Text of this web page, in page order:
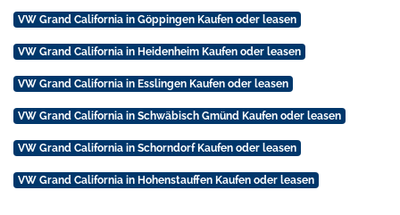
VW Grand California in Göppingen Kaufen oder leasen
VW Grand California in Heidenheim Kaufen oder leasen
VW Grand California in Esslingen Kaufen oder leasen
VW Grand California in Schwäbisch Gmünd Kaufen oder leasen
VW Grand California in Schorndorf Kaufen oder leasen
VW Grand California in Hohenstauffen Kaufen oder leasen